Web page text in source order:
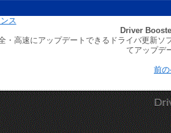
ス
Driver
・高速にアップデートできるドライバ更新
てアップデ
前